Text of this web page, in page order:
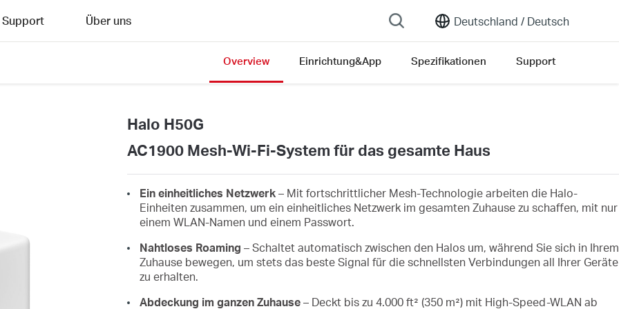
Deutschland / Deutsch
Support Über uns
Overview Einrichtung&App Spezifikationen Support
Halo H50G
AC1900 Mesh-Wi-Fi-System für das gesamte Haus
Ein einheitliches Netzwerk– Mit fortschrittlicher Mesh-Technologie arbeiten die Halo-
Einheiten zusammen, um ein einheitliches Netzwerk im gesamten Zuhause zu schaffen, mit nur
einem WLAN-Namen und einem Passwort.
Nahtloses Roaming – Schaltet automatisch zwischen den Halos um, während Sie sich in Ihrem
Zuhause bewegen, um stets das beste Signal für die schnellsten Verbindungen all Ihrer Geräte
zu erhalten.
Abdeckung im ganzen Zuhause– Deckt bis zu 4.000 ft² (350 m²) mit High-Speed-WLAN ab